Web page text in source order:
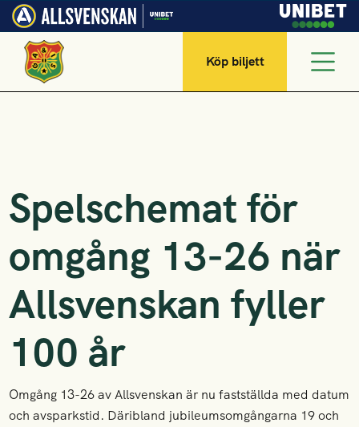
Köp biljett
Spelschemat för
omgång 13-26 när
Allsvenskan fyller
100 år
Omgång 13-26 av Allsvenskan är nu fastställda med datum
och avsparkstid. Däribland jubileumsomgångarna 19 och